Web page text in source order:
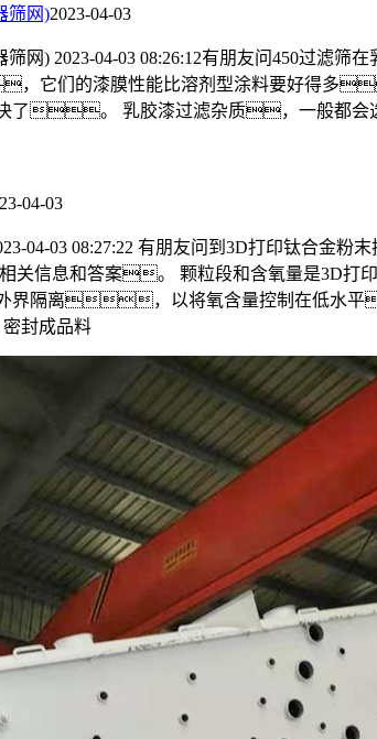
筛网)2023-04-03
筛网) 2023-04-03 08:26:12有朋友问450过滤
，它们的漆膜性能比溶剂型涂料要好得多
。 乳胶漆过滤杂质，一般都会选
04-03
04-03 08:27:22 有朋友问到3D打印钛
相关信息和答案。 颗粒段和含氧量是3D
界隔离，以将氧含量控制在低
封成品料